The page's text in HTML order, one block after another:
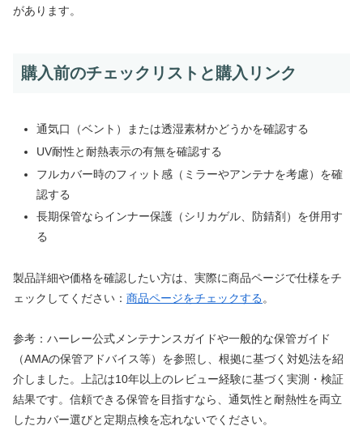
があります。
購入前のチェックリストと購入リンク
通気口（ベント）または透湿素材かどうかを確認する
UV耐性と耐熱表示の有無を確認する
フルカバー時のフィット感（ミラーやアンテナを考慮）を確
認する
長期保管ならインナー保護（シリカゲル、防錆剤）を併用す
る
製品詳細や価格を確認したい方は、実際に商品ページで仕様をチ
ェックしてください： 商品ページをチェックする。
参考：ハーレー公式メンテナンスガイドや一般的な保管ガイド
（AMAの保管アドバイス等）を参照し、根拠に基づく対処法を紹
介しました。上記は10年以上のレビュー経験に基づく実測・検証
結果です。信頼できる保管を目指すなら、通気性と耐熱性を両立
したカバー選びと定期点検を忘れないでください。